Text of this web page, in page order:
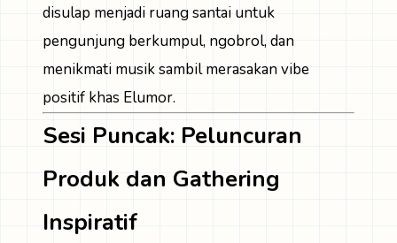
disulap menjadi ruang santai untuk
pengunjung berkumpul, ngobrol, dan
menikmati musik sambil merasakan vibe
positif khas Elumor.
Sesi Puncak: Peluncuran
Produk dan Gathering
Inspiratif